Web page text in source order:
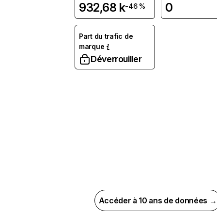
932,68 k-46 % 0
Part du trafic de
marque
Déverrouiller
Accéder à 10 ans de données →